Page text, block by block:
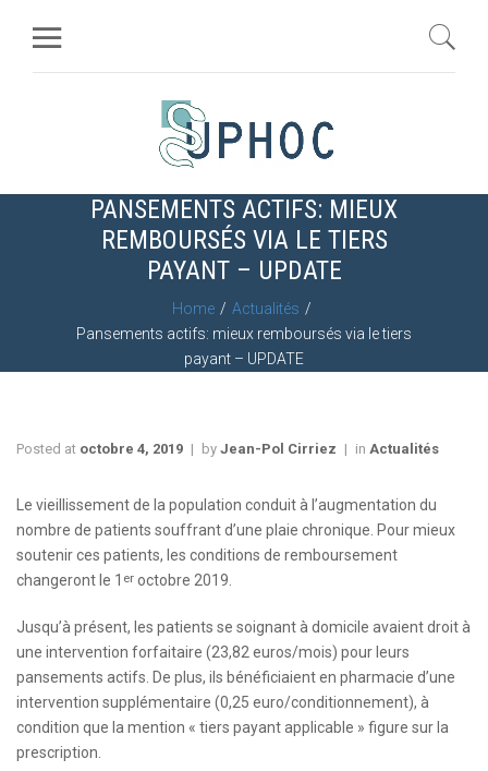
PANSEMENTS ACTIFS: MIEUX
REMBOURSÉS VIA LE TIERS
PAYANT – UPDATE
Home
Actualités
Pansements actifs: mieux remboursés via le tiers
payant – UPDATE
Posted at octobre 4, 2019 by Jean-Pol Cirriez in Actualités
Le vieillissement de la population conduit à l’augmentation du
nombre de patients souffrant d’une plaie chronique. Pour mieux
soutenir ces patients, les conditions de remboursement
changeront le 1 er octobre 2019.
Jusqu’à présent, les patients se soignant à domicile avaient droit à
une intervention forfaitaire (23,82 euros/mois) pour leurs
pansements actifs. De plus, ils bénéficiaient en pharmacie d’une
intervention supplémentaire (0,25 euro/conditionnement), à
condition que la mention « tiers payant applicable » figure sur la
prescription.